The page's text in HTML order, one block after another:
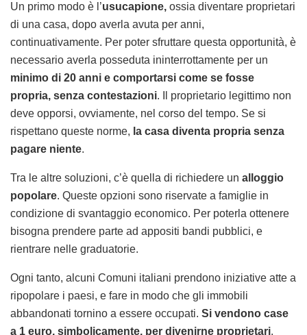
Un primo modo è l’usucapione, ossia diventare proprietari
di una casa, dopo averla avuta per anni,
continuativamente. Per poter sfruttare questa opportunità, è
necessario averla posseduta ininterrottamente per un
minimo di 20 anni e comportarsi come se fosse
propria, senza contestazioni. Il proprietario legittimo non
deve opporsi, ovviamente, nel corso del tempo. Se si
rispettano queste norme, la casa diventa propria senza
pagare niente.
Tra le altre soluzioni, c’è quella di richiedere un alloggio
popolare. Queste opzioni sono riservate a famiglie in
condizione di svantaggio economico. Per poterla ottenere
bisogna prendere parte ad appositi bandi pubblici, e
rientrare nelle graduatorie.
Ogni tanto, alcuni Comuni italiani prendono iniziative atte a
ripopolare i paesi, e fare in modo che gli immobili
abbandonati tornino a essere occupati. Si vendono case
a 1 euro, simbolicamente, per divenirne proprietari.